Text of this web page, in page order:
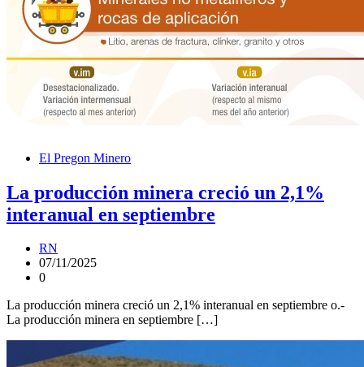
El Pregon Minero
La producción minera creció un 2,1%
interanual en septiembre
RN
07/11/2025
0
La producción minera creció un 2,1% interanual en septiembre o.-
La producción minera en septiembre […]